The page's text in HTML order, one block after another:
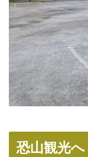
恐山観光へ